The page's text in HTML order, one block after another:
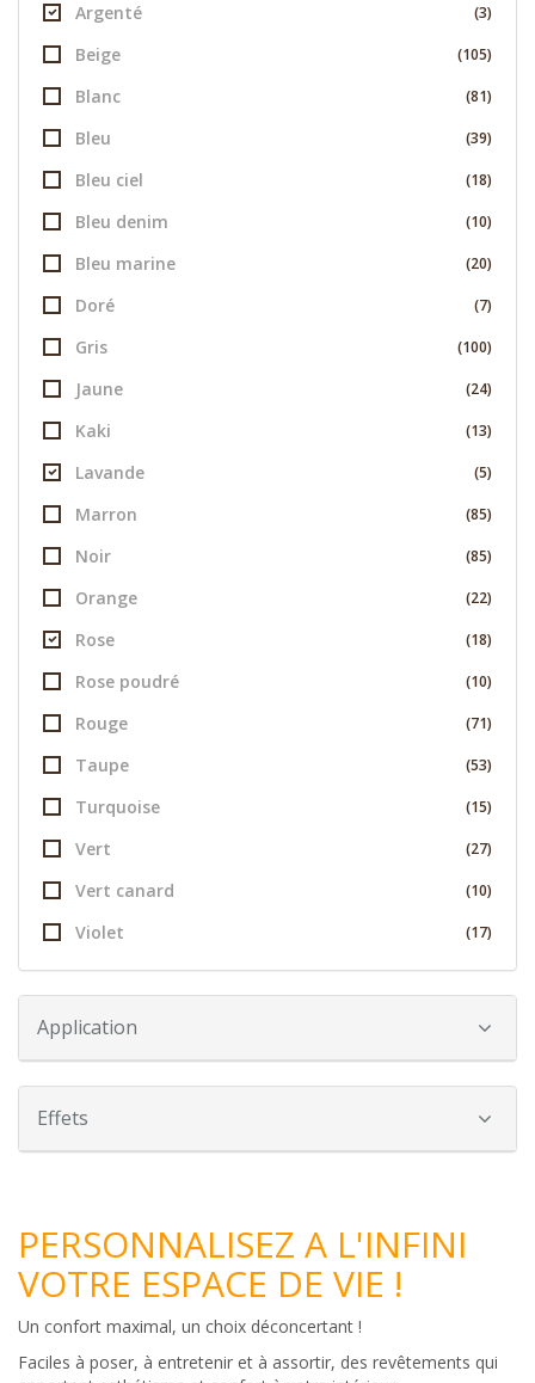
Argenté (3)
Beige (105)
Blanc (81)
Bleu (39)
Bleu ciel (18)
Bleu denim (10)
Bleu marine (20)
Doré (7)
Gris (100)
Jaune (24)
Kaki (13)
Lavande (5)
Marron (85)
Noir (85)
Orange (22)
Rose (18)
Rose poudré (10)
Rouge (71)
Taupe (53)
Turquoise (15)
Vert (27)
Vert canard (10)
Violet (17)
Application
Effets
PERSONNALISEZ A L'INFINI
VOTRE ESPACE DE VIE !
Un confort maximal, un choix déconcertant !
Faciles à poser, à entretenir et à assortir, des revêtements qui